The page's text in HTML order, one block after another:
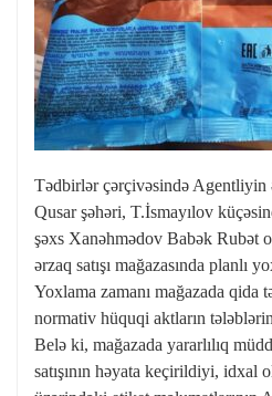
Tədbirlər çərçivəsində Agentliyin
Qusar şəhəri, T.İsmayılov
şəxs Xanəhmədov Babək Rubət
ərzaq satışı mağazasında planlı
Yoxlama zamanı mağazada qida
normativ hüquqi aktların
Belə ki, mağazada yararlılıq
satışının həyata keçirildiyi, idxal